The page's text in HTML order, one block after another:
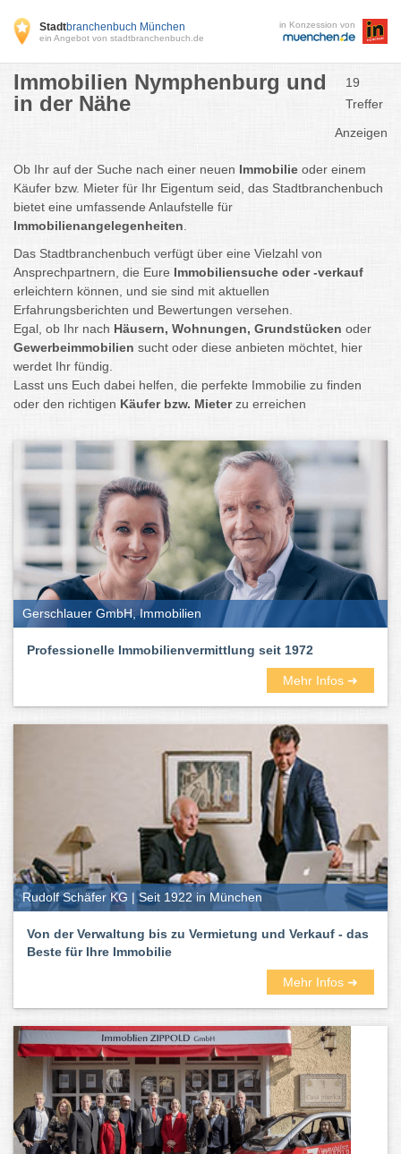
Stadtbranchenbuch München
ein Angebot von stadtbranchenbuch.de
in Konzession von
Immobilien Nymphenburg und
in der Nähe
19
Treffer
Anzeigen
Ob Ihr auf der Suche nach einer neuen Immobilie oder einem
Käufer bzw. Mieter für Ihr Eigentum seid, das Stadtbranchenbuch
bietet eine umfassende Anlaufstelle für
Immobilienangelegenheiten
Das Stadtbranchenbuch verfügt über eine Vielzahl von
Ansprechpartnern, die Eure Immobiliensuche oder -verkauf
erleichtern können, und sie sind mit aktuellen
Erfahrungsberichten und Bewertungen versehen.
Egal, ob Ihr nach Häusern, Wohnungen, Grundstücken oder
Gewerbeimmobilien sucht oder diese anbieten möchtet, hier
werdet Ihr fündig.
Lasst uns Euch dabei helfen, die perfekte Immobilie zu finden
oder den richtigen Käufer bzw. Mieterzu erreichen
Gerschlauer GmbH, Immobilien
Professionelle Immobilienvermittlung seit 1972
Mehr Infos ➜
Rudolf Schäfer KG | Seit 1922 in München
Von der Verwaltung bis zu Vermietung und Verkauf - das
Beste für Ihre Immobilie
Mehr Infos ➜